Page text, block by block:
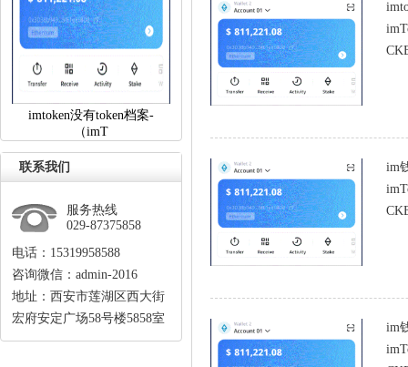
imtoken没有token档案-
（imT
联系我们
服务热线
029-87375858
电话：15319958588
咨询微信：admin-2016
地址：西安市莲湖区西大街
宏府安定广场58号楼5858室
im
im